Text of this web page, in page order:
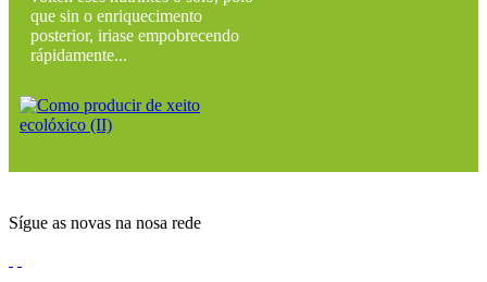
que sin o enriquecimento
posterior, iriase empobrecendo
rápidamente...
Sígue as novas na nosa rede